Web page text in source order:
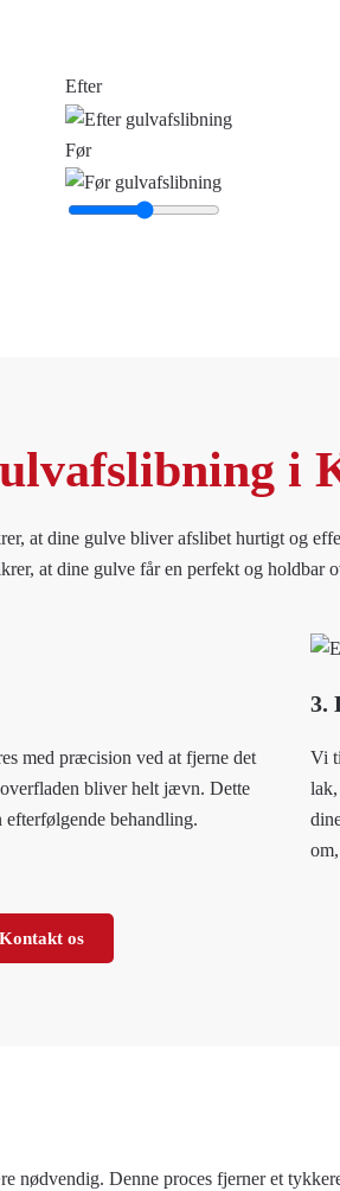
Efter
Før
i
at dine gulve bliver afslibet hurtigt og
at dine gulve får en perfekt og holdbar
med præcision ved at fjerne det
bliver helt jævn. Dette
efterfølgende behandling.
3.
Vi
Kontakt os
nødvendig. Denne proces fjerner et